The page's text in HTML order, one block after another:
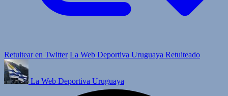
Retuitear en Twitter La Web Deportiva Uruguaya Retuiteado
La Web Deportiva Uruguaya